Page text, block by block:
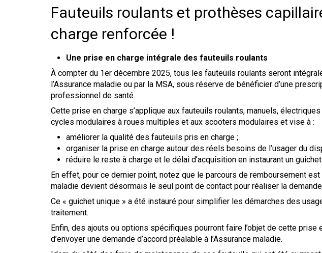
Fauteuils roulants et prothèses
charge renforcée !
Une prise en charge intégrale des fauteuils roulants
À compter du 1er décembre 2025, tous les fauteuils roulants seront
l’Assurance maladie ou par la MSA, sous réserve de bénéficier d’une
professionnel de santé.
Cette prise en charge s’applique aux fauteuils roulants, manuels,
cycles modulaires à roues multiples et aux scooters modulaires et vise à :
améliorer la qualité des fauteuils pris en charge ;
organiser la prise en charge autour des réels besoins de l’usager du
réduire le reste à charge et le délai d’acquisition en instaurant un
En effet, pour ce dernier point, notez que le parcours de remboursement
maladie devient désormais le seul point de contact pour réaliser la
Ce « guichet unique » a été instauré pour simplifier les démarches des
traitement.
Enfin, des ajouts ou options spécifiques pourront faire l’objet de cette prise
d’envoyer une demande d’accord préalable à l’Assurance maladie.